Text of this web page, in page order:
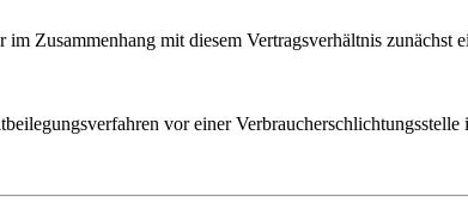
Zusammenhang mit diesem Vertragsverhältnis
vor einer